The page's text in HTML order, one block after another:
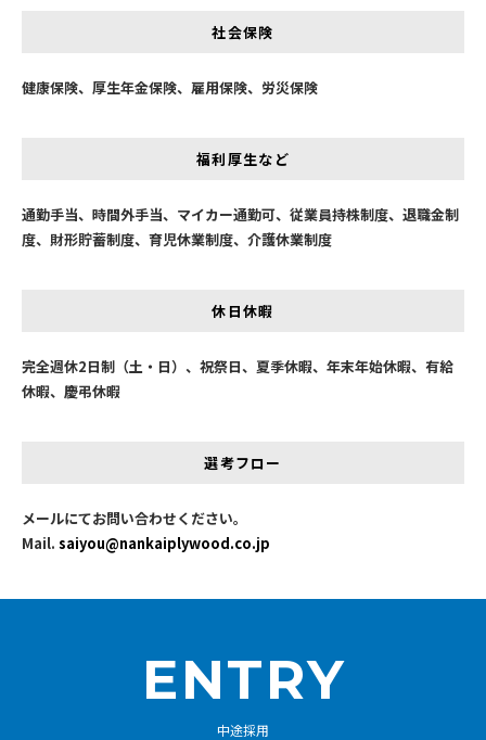
社会保険
健康保険、厚生年金保険、雇用保険、労災保険
福利厚生など
通勤手当、時間外手当、マイカー通勤可、従業員持株制度、退職金制
度、財形貯蓄制度、育児休業制度、介護休業制度
休日休暇
完全週休2日制（土・日）、祝祭日、夏季休暇、年末年始休暇、有給
休暇、慶弔休暇
選考フロー
メールにてお問い合わせください。
Mail. saiyou@nankaiplywood.co.jp
ENTRY
中途採用